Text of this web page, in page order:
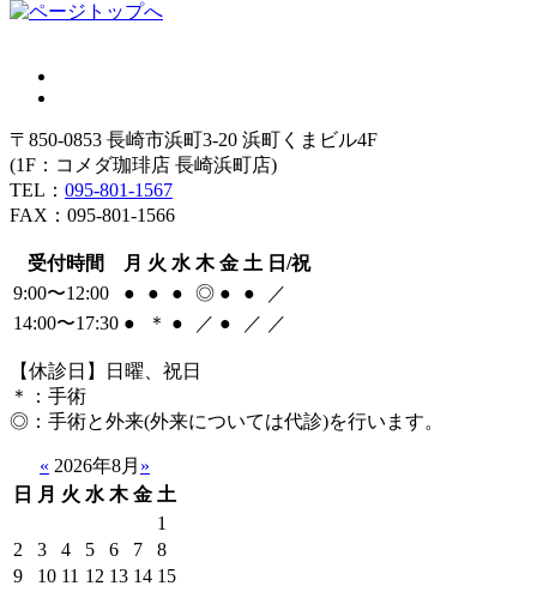
〒850-0853 長崎市浜町3-20 浜町くまビル4F
(1F：コメダ珈琲店 長崎浜町店)
TEL： 095-801-1567
FAX：095-801-1566
受付時間 月 火 水 木 金 土 日/祝
9:00〜12:00
● ● ● ◎ ● ●
／
14:00〜17:30 ● ＊ ● ／ ● ／ ／
【休診日】日曜、祝日
＊
：手術
◎ ：手術と外来(外来については代診)を行います。
« 2026年8月 »
日
月 火 水 木 金 土
1
2
3 4 5 6 7
8
9
10 11 12 13 14 15